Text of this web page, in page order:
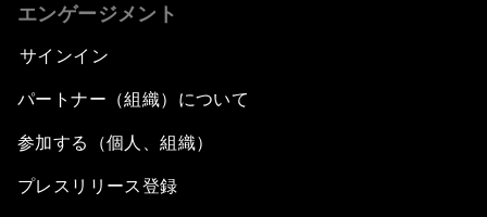
エンゲージメント
サインイン
パートナー（組織）について
参加する（個人、組織）
プレスリリース登録